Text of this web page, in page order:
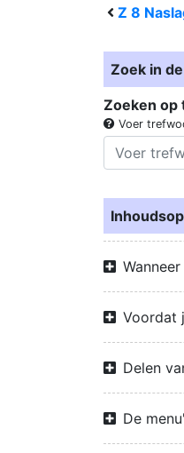
Z 8
Zoek in
Zoeken
Voer
Voordat
Delen
De